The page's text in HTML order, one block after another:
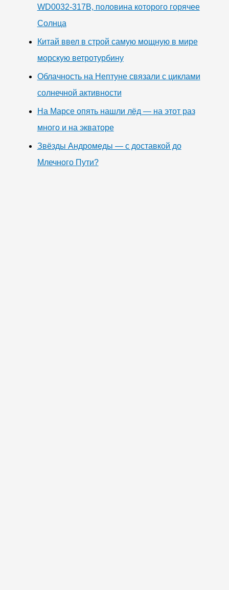
WD0032-317B, половина которого горячее
Солнца
Китай ввел в строй самую мощную в мире
морскую ветротурбину
Облачность на Нептуне связали с циклами
солнечной активности
На Марсе опять нашли лёд — на этот раз
много и на экваторе
Звёзды Андромеды — с доставкой до
Млечного Пути?